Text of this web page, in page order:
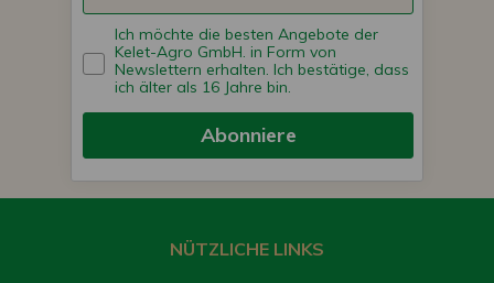
Ich möchte die besten Angebote der
Kelet-Agro GmbH. in Form von
Newslettern erhalten. Ich bestätige, dass
ich älter als 16 Jahre bin.
Abonniere
NÜTZLICHE LINKS